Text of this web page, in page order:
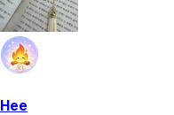
Hee